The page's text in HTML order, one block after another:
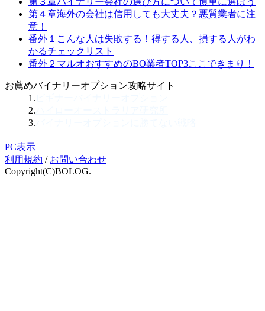
第４章海外の会社は信用しても大丈夫？ 悪質業者に注
意！
番外１ こんな人は失敗する！ 得する人、損する人がわ
かるチェックリスト
番外２ マルオおすすめのBO業者TOP3ここできまり！
お薦めバイナリーオプション攻略サイト
1.
2.
3.
PC表示
利用規約 / お問い合わせ
Copyright(C)BOLOG.